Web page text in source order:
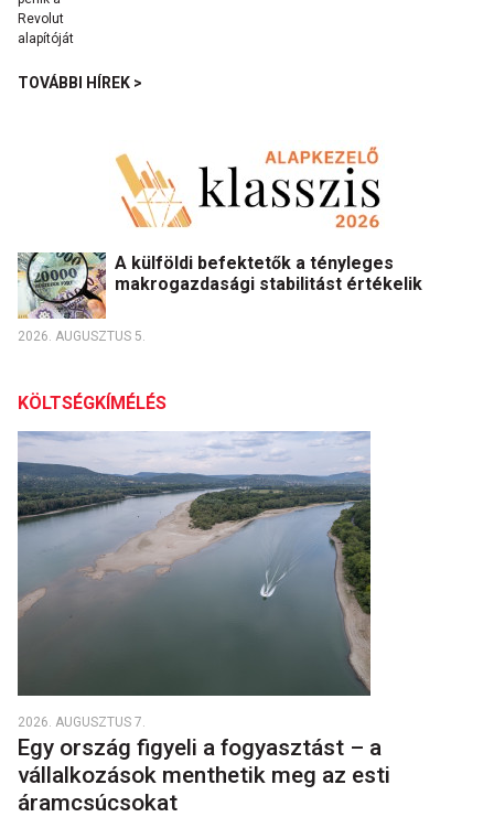
TOVÁBBI HÍREK >
A külföldi befektetők a tényleges
makrogazdasági stabilitást értékelik
2026. AUGUSZTUS 5.
KÖLTSÉGKÍMÉLÉS
2026. AUGUSZTUS 7.
Egy ország figyeli a fogyasztást – a
vállalkozások menthetik meg az esti
áramcsúcsokat